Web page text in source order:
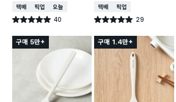
택배배송매장픽업오늘배송
별점 5.0점 40
건 작성
택배배송매장픽업
별점 5.0점 29
건 작성
구매 5만+ 구매 1.4만+